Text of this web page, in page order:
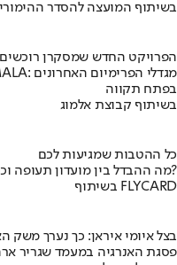
בשיתוף המועצה להסדר
הפרויקט החדש שמסקרן
בפתח תקווה
בשיתוף קבוצת אלמוג
כל ההטבות שמגיעות לכם
מה ההבדל בין מועדון תעופה וכרטיס אשראי?
בשיתוף FLYCARD
בצל איומי איראן: כך נערך משק
פסגת האנרגיה במעמד שגריר